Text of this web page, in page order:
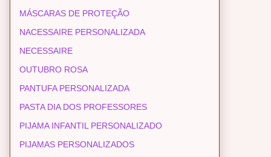
MÁSCARAS DE PROTEÇÃO
NACESSAIRE PERSONALIZADA
NECESSAIRE
OUTUBRO ROSA
PANTUFA PERSONALIZADA
PASTA DIA DOS PROFESSORES
PIJAMA INFANTIL PERSONALIZADO
PIJAMAS PERSONALIZADOS